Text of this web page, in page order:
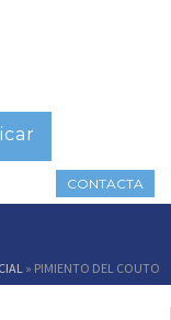
CONTACTA
» PIMIENTO DEL COUTO